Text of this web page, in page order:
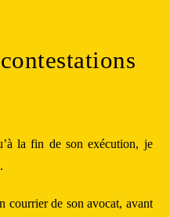
la fin de son exécution, je
courrier de son avocat, avant